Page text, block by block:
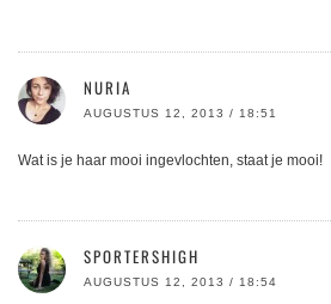
NURIA
AUGUSTUS 12, 2013 / 18:51
Wat is je haar mooi ingevlochten, staat je mooi!
SPORTERSHIGH
AUGUSTUS 12, 2013 / 18:54